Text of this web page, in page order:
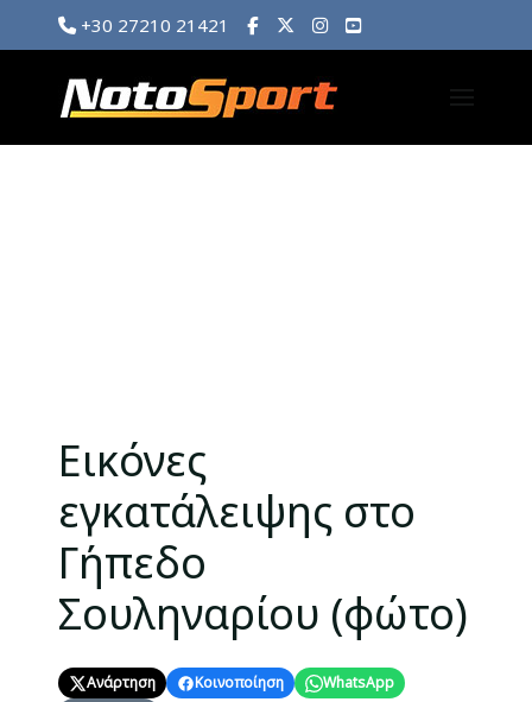
+30 27210 21421
Εικόνες
εγκατάλειψης στο
Γήπεδο
Σουληναρίου (φώτο)
Ανάρτηση Κοινοποίηση
WhatsApp